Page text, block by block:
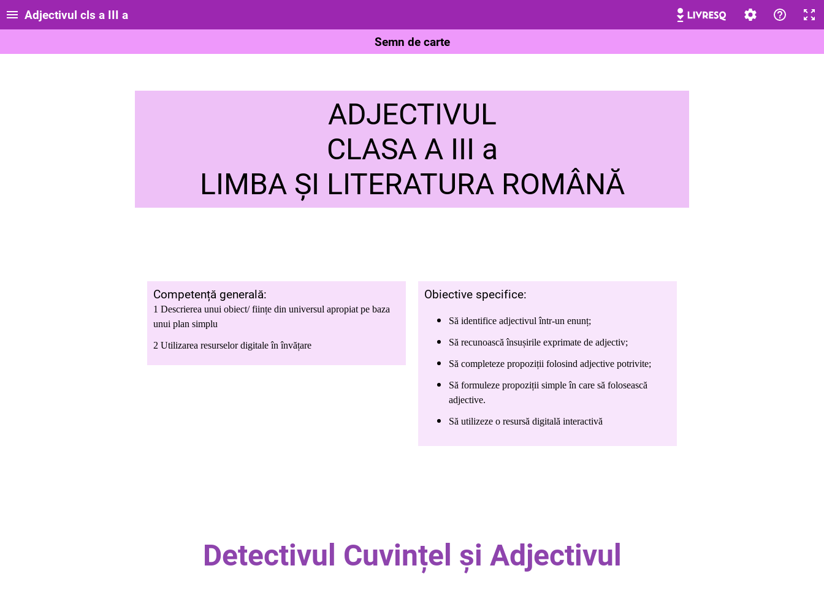
Adjectivul cls a III a
Semn de carte
ADJECTIVUL
CLASA A III a
LIMBA ȘI LITERATURA ROMÂNĂ
Competență generală:
1 Descrierea unui obiect/ ființe din universul apropiat pe baza
unui plan simplu
2 Utilizarea resurselor digitale în învățare
Obiective specifice:
Să identifice adjectivul într-un enunț;
Să recunoască însușirile exprimate de adjectiv;
Să completeze propoziții folosind adjective potrivite;
Să formuleze propoziții simple în care să folosească
adjective.
Să utilizeze o resursă digitală interactivă
Detectivul Cuvințel și Adjectivul